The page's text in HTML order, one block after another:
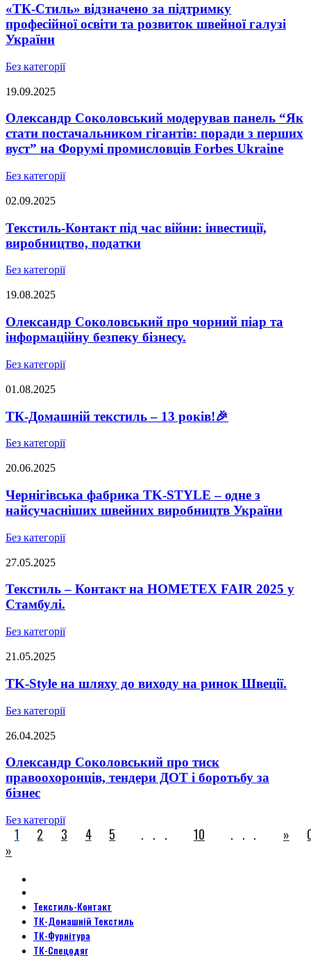
«ТК-Стиль» відзначено за підтримку
професійної освіти та розвиток швейної галузі
України
Без категорії
19.09.2025
Олександр Соколовський модерував панель “Як
стати постачальником гігантів: поради з перших
вуст” на Форумі промисловців Forbes Ukraine
Без категорії
02.09.2025
Текстиль-Контакт під час війни: інвестиції,
виробництво, податки
Без категорії
19.08.2025
Олександр Соколовський про чорний піар та
інформаційну безпеку бізнесу.
Без категорії
01.08.2025
ТК-Домашній текстиль – 13 років!🎉
Без категорії
20.06.2025
Чернігівська фабрика TK-STYLE – одне з
найсучасніших швейних виробництв України
Без категорії
27.05.2025
Текстиль – Контакт на HOMETEX FAIR 2025 у
Стамбулі.
Без категорії
21.05.2025
TK-Style на шляху до виходу на ринок Швеції.
Без категорії
26.04.2025
Олександр Соколовський про тиск
правоохоронців, тендери ДОТ і боротьбу за
бізнес
Без категорії
1 2 3 4 5 ... 10 ... »
»
Текстиль-Контакт
ТК-Домашній Текстиль
ТК-Фурнітура
ТК-Спецодяг